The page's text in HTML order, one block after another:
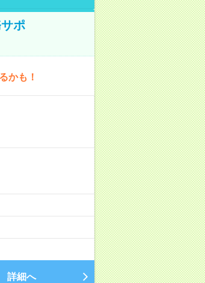
ポ
かも！
詳細へ